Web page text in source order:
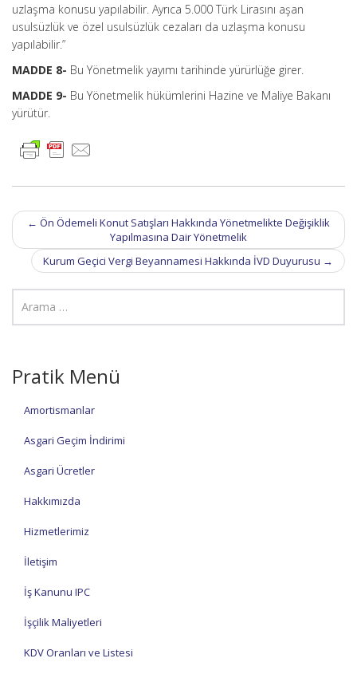
uzlaşma konusu yapılabilir. Ayrıca 5.000 Türk Lirasını aşan
usulsüzlük ve özel usulsüzlük cezaları da uzlaşma konusu
yapılabilir.”
MADDE 8- Bu Yönetmelik yayımı tarihinde yürürlüğe girer.
MADDE 9- Bu Yönetmelik hükümlerini Hazine ve Maliye Bakanı
yürütür.
Post
navigation
← Ön Ödemeli Konut Satışları Hakkında Yönetmelikte Değişiklik
Yapılmasına Dair Yönetmelik
Kurum Geçici Vergi Beyannamesi Hakkında İVD Duyurusu →
Pratik Menü
Amortismanlar
Asgari Geçim İndirimi
Asgari Ücretler
Hakkımızda
Hizmetlerimiz
İletişim
İş Kanunu IPC
İşçilik Maliyetleri
KDV Oranları ve Listesi